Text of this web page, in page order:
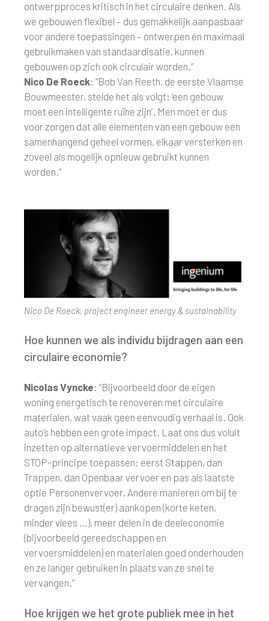
ontwerpproces kritisch in het circulaire denken. Als
we gebouwen flexibel – dus gemakkelijk aanpasbaar
voor andere toepassingen – ontwerpen én maximaal
gebruikmaken van standaardisatie, kunnen
gebouwen op zich ook circulair worden.”
Nico De Roeck: “Bob Van Reeth, de eerste Vlaamse
Bouwmeester, stelde het als volgt: ‘een gebouw
moet een intelligente ruïne zijn’. Men moet er dus
voor zorgen dat alle elementen van een gebouw een
samenhangend geheel vormen, elkaar versterken en
zoveel als mogelijk opnieuw gebruikt kunnen
worden.”
Nico De Roeck, project engineer energy & sustainability
Hoe kunnen we als individu bijdragen aan een
circulaire economie?
Nicolas Vyncke: “Bijvoorbeeld door de eigen
woning energetisch te renoveren met circulaire
materialen, wat vaak geen eenvoudig verhaal is. Ook
auto’s hebben een grote impact. Laat ons dus voluit
inzetten op alternatieve vervoermiddelen en het
STOP-principe toepassen: eerst Stappen, dan
Trappen, dan Openbaar vervoer en pas als laatste
optie Personenvervoer. Andere manieren om bij te
dragen zijn bewust(er) aankopen (korte keten,
minder vlees …), meer delen in de deeleconomie
(bijvoorbeeld gereedschappen en
vervoersmiddelen) en materialen goed onderhouden
en ze langer gebruiken in plaats van ze snel te
vervangen.”
Hoe krijgen we het grote publiek mee in het